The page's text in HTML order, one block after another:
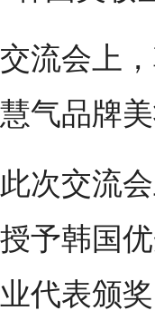
交流会上
慧气品牌美
此次交流
授予韩国
业代表颁奖